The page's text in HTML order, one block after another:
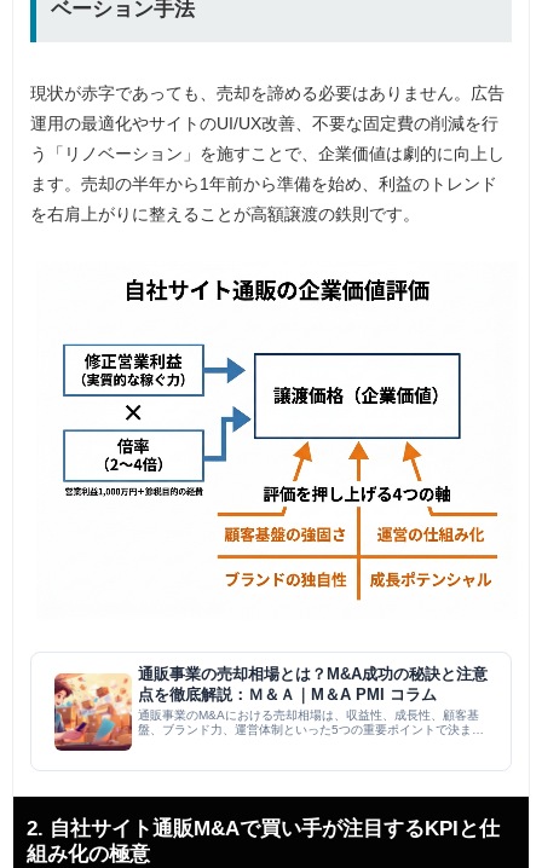
ベーション手法
現状が赤字であっても、売却を諦める必要はありません。広告
運用の最適化やサイトのUI/UX改善、不要な固定費の削減を行
う「リノベーション」を施すことで、企業価値は劇的に向上し
ます。売却の半年から1年前から準備を始め、利益のトレンド
を右肩上がりに整えることが高額譲渡の鉄則です。
通販事業の売却相場とは？M&A成功の秘訣と注意
点を徹底解説：Ｍ＆Ａ｜M＆A PMI コラム
通販事業のM&Aにおける売却相場は、収益性、成長性、顧客基
盤、ブランド力、運営体制といった5つの重要ポイントで決ま
務状況の...
2. 自社サイト通販M&Aで買い手が注目するKPIと仕
組み化の極意